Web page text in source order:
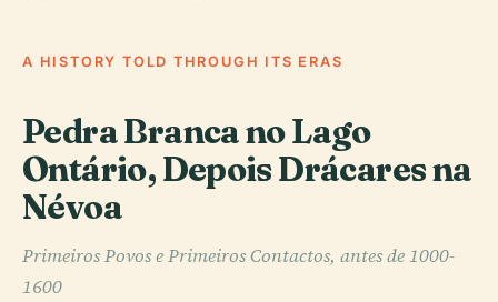
A HISTORY TOLD THROUGH ITS ERAS
Pedra Branca no Lago
Ontário, Depois Drácares na
Névoa
Primeiros Povos e Primeiros Contactos, antes de 1000-
1600